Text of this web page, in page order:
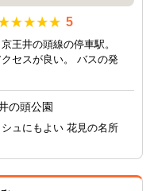
5
王井の頭線の停車駅。
セスが良い。 バスの発
の頭公園
ュにもよい 花見の名所